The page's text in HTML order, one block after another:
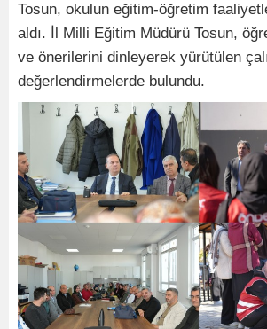
Tosun, okulun eğitim-öğretim
aldı. İl Milli Eğitim Müdürü Tosun,
ve önerilerini dinleyerek yürütülen
değerlendirmelerde bulundu.